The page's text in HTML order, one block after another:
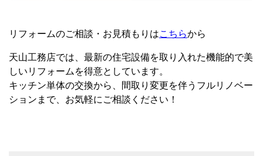
リフォームのご相談・お見積もりはこちらから
天山工務店では、最新の住宅設備を取り入れた機能的で美
しいリフォームを得意としています。
キッチン単体の交換から、間取り変更を伴うフルリノベー
ションまで、お気軽にご相談ください！